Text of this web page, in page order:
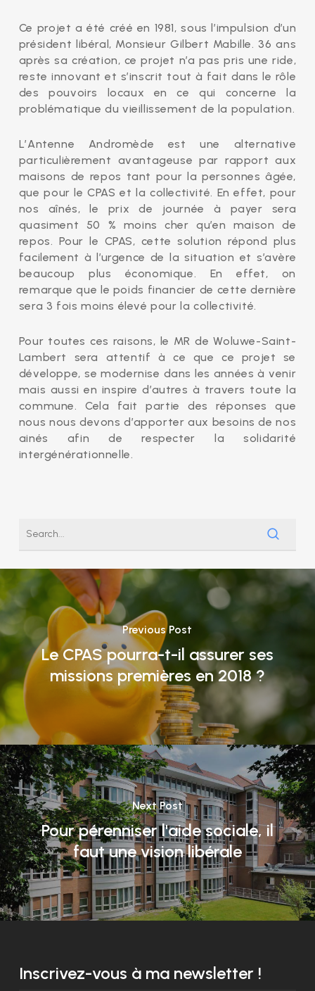
Ce projet a été créé en 1981, sous l’impulsion d’un
président libéral, Monsieur Gilbert Mabille. 36 ans
après sa création, ce projet n’a pas pris une ride,
reste innovant et s’inscrit tout à fait dans le rôle
des pouvoirs locaux en ce qui concerne la
problématique du vieillissement de la population.
L’Antenne Andromède est une alternative
particulièrement avantageuse par rapport aux
maisons de repos tant pour la personnes âgée,
que pour le CPAS et la collectivité. En effet, pour
nos aînés, le prix de journée à payer sera
quasiment 50 % moins cher qu’en maison de
repos. Pour le CPAS, cette solution répond plus
facilement à l’urgence de la situation et s’avère
beaucoup plus économique. En effet, on
remarque que le poids financier de cette dernière
sera 3 fois moins élevé pour la collectivité.
Pour toutes ces raisons, le MR de Woluwe-Saint-
Lambert sera attentif à ce que ce projet se
développe, se modernise dans les années à venir
mais aussi en inspire d’autres à travers toute la
commune. Cela fait partie des réponses que
nous nous devons d’apporter aux besoins de nos
ainés afin de respecter la solidarité
intergénérationnelle.
Previous Post
Le CPAS pourra-t-il assurer ses
missions premières en 2018 ?
Next Post
Pour pérenniser l'aide sociale, il
faut une vision libérale
Inscrivez-vous à ma newsletter !